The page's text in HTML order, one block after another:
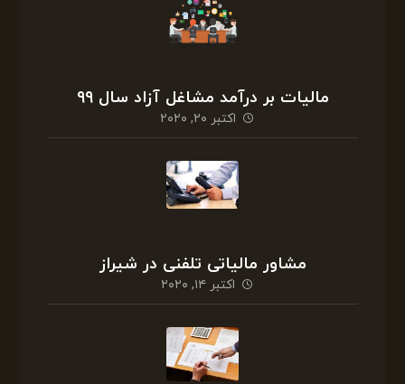
مالیات بر درآمد مشاغل آزاد سال ۹۹
اکتبر ۲۰, ۲۰۲۰
مشاور مالیاتی تلفنی در شیراز
اکتبر ۱۴, ۲۰۲۰